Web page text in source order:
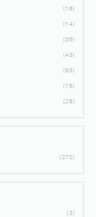
18
14
36
43
93
16
28
270
3